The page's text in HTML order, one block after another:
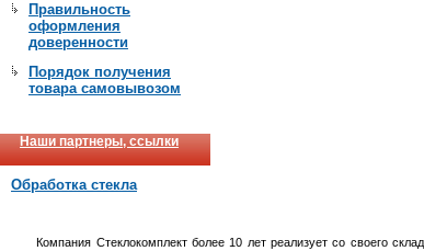
Правильность
оформления
доверенности
Порядок получения
товара самовывозом
Наши партнеры, ссылки
Обработка стекла
Компания Стеклокомплект более 10 лет реализует со своего